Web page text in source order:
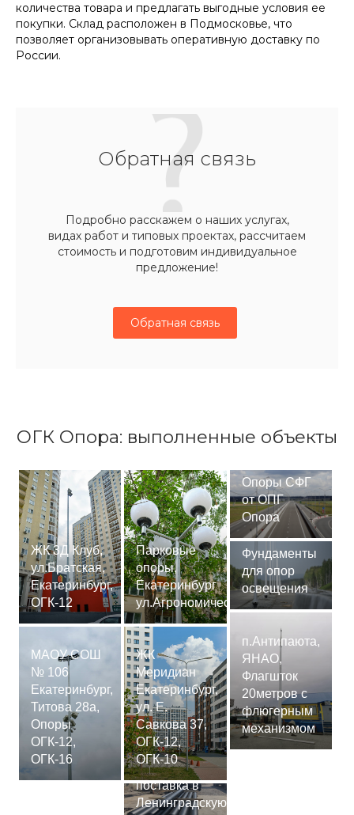
количества товара и предлагать выгодные условия ее
покупки. Склад расположен в Подмосковье, что
позволяет организовывать оперативную доставку по
России.
Обратная связь
Подробно расскажем о наших услугах,
видах работ и типовых проектах, рассчитаем
стоимость и подготовим индивидуальное
предложение!
Обратная связь
ОГК Опора: выполненные объекты
ЖК 3Д Клуб,
ул.Братская,
Екатеринбург,
ОГК-12
МАОУ СОШ
№ 106
Екатеринбург,
Титова 28а,
Опоры
ОГК-12,
ОГК-16
Парковые
опоры,
Екатеринбург
ул.Агрономическая
ЖК
Меридиан
Екатеринбург,
ул. Е.
Савкова 37,
ОГК-12,
ОГК-10
Сваи
СМ-7,75м,
поставка в
Ленинградскую
Опоры СФГ
от ОПГ
Опора
Фундаменты
для опор
освещения
п.Антипаюта,
ЯНАО,
Флагшток
20метров с
флюгерным
механизмом